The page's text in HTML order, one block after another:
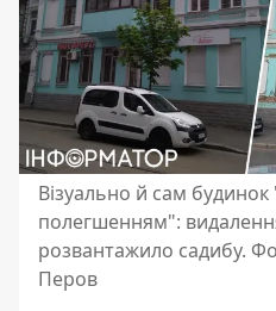
Візуально й сам будинок
полегшенням":
розвантажило садибу.
Перов